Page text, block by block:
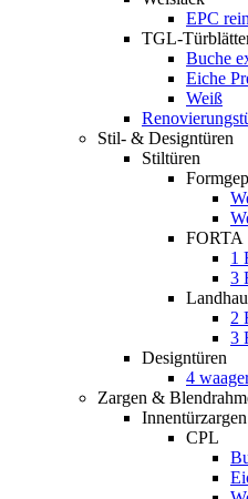
EPC
TGL-
Buche
Eiche
Weiß
Stil- & Designtüren
Stiltüren
FORTA
1
3
2
3
Designtüren
4
Zargen &
Innentürzargen
CPL